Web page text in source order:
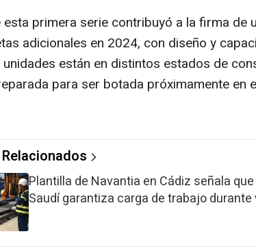
esta primera serie contribuyó a la firma de
adicionales en 2024, con diseño y
están en distintos estados de
para ser botada próximamente en
Plantilla de Navantia en Cádiz señala
Saudí garantiza carga de trabajo